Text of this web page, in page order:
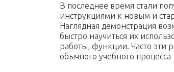
В последнее время стали
инструкциями к новым и
Наглядная демонстрация
быстро научиться их
работы, функции. Часто эти
обычного учебного процесса